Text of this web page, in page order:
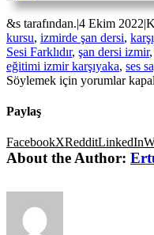
&s tarafından.|4 Ekim 2022|
kursu, izmirde şan dersi,
Sesi Farklıdır, şan dersi izmir,
eğitimi izmir karşıyaka, ses
Söylemek için yorumlar
Paylaş
FacebookXRedditLinkedIn
About the Author: